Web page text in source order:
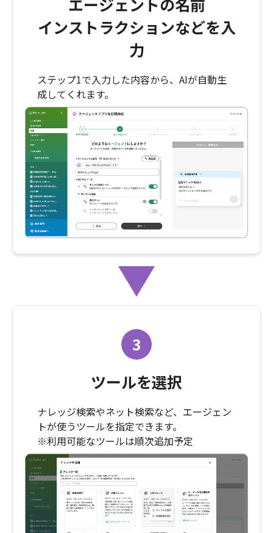
インストラクションなどを入
力
ステップ1で入力した内容から、AIが自動生
成してくれます。
3
ツールを選択
ナレッジ検索やネット検索など、エージェン
トが使うツールを指定できます。
※利用可能なツールは順次追加予定